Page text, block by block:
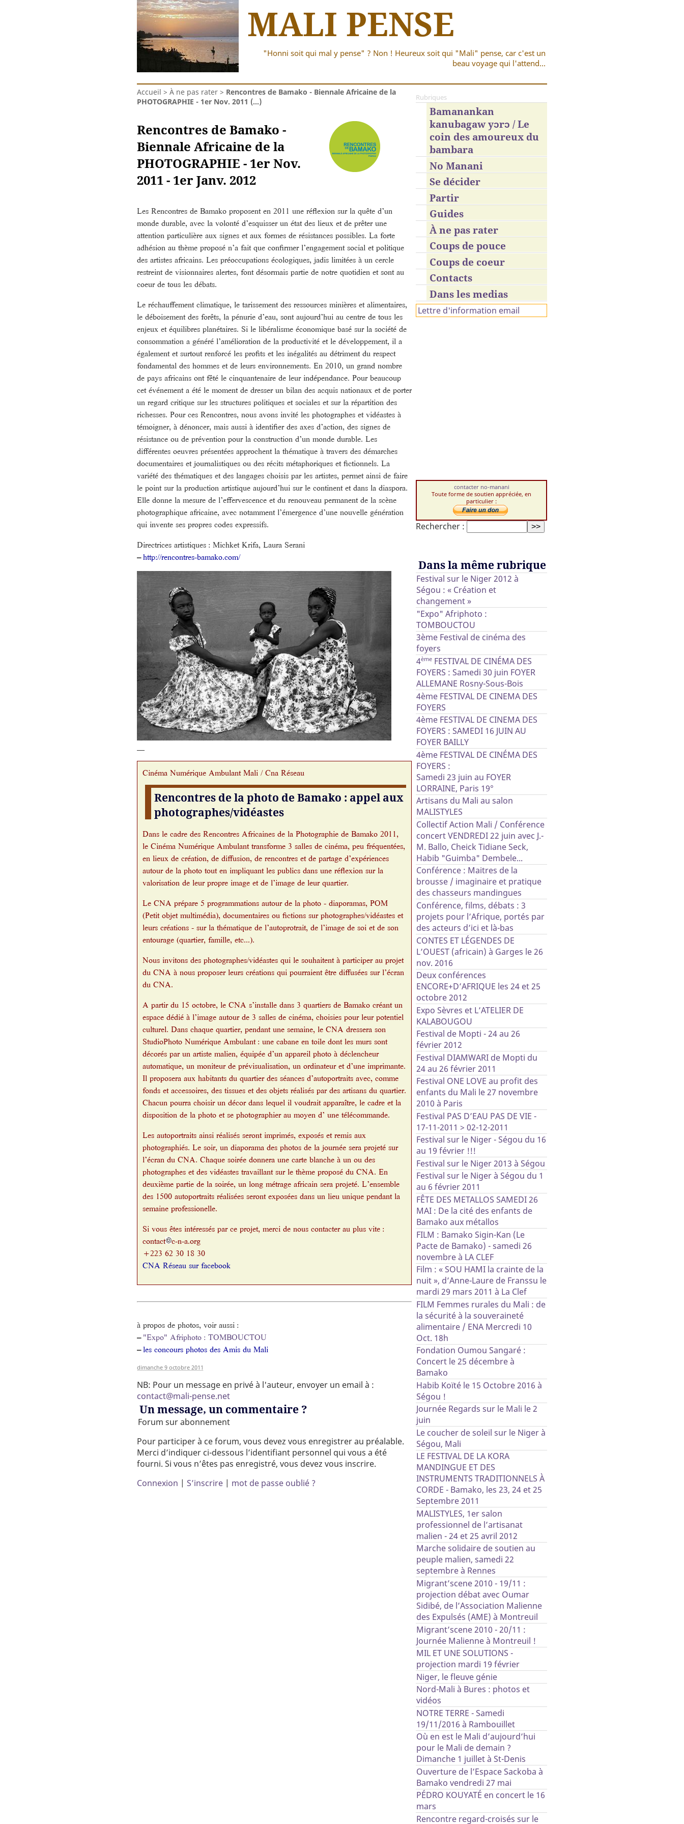
MALI PENSE
"Honni soit qui mal y pense" ? Non ! Heureux soit qui "Mali" pense, car c'est un
beau voyage qui l'attend...
Accueil > À ne pas rater> Rencontres de Bamako - Biennale Africaine de la
PHOTOGRAPHIE - 1er Nov. 2011 (…)
Rencontres de Bamako -
Biennale Africaine de la
PHOTOGRAPHIE - 1er Nov.
2011 - 1er Janv. 2012
Les Rencontres de Bamako proposent en 2011 une réflexion sur la quête d’un
monde durable, avec la volonté d’esquisser un état des lieux et de prêter une
attention particulière aux signes et aux formes de résistances possibles. La forte
adhésion au thème proposé n’a fait que confirmer l’engagement social et politique
des artistes africains. Les préoccupations écologiques, jadis limitées à un cercle
restreint de visionnaires alertes, font désormais partie de notre quotidien et sont au
coeur de tous les débats.
Le réchauffement climatique, le tarissement des ressources minières et alimentaires,
le déboisement des forêts, la pénurie d’eau, sont aujourd’hui au centre de tous les
enjeux et équilibres planétaires. Si le libéralisme économique basé sur la société de
consommation a généré l’amélioration de la productivité et le développement, il a
également et surtout renforcé les profits et les inégalités au détriment du respect
fondamental des hommes et de leurs environnements. En 2010, un grand nombre
de pays africains ont fêté le cinquantenaire de leur indépendance. Pour beaucoup
cet événement a été le moment de dresser un bilan des acquis nationaux et de porter
un regard critique sur les structures politiques et sociales et sur la répartition des
richesses. Pour ces Rencontres, nous avons invité les photographes et vidéastes à
témoigner, à dénoncer, mais aussi à identifier des axes d’action, des signes de
résistance ou de prévention pour la construction d’un monde durable. Les
différentes oeuvres présentées approchent la thématique à travers des démarches
documentaires et journalistiques ou des récits métaphoriques et fictionnels. La
variété des thématiques et des langages choisis par les artistes, permet ainsi de faire
le point sur la production artistique aujourd’hui sur le continent et dans la diaspora.
Elle donne la mesure de l’effervescence et du renouveau permanent de la scène
photographique africaine, avec notamment l’émergence d’une nouvelle génération
qui invente ses propres codes expressifs.
Directrices artistiques : Michket Krifa, Laura Serani
–http://rencontres-bamako.com/
Cinéma Numérique Ambulant Mali / Cna Réseau
Rencontres de la photo de Bamako : appel aux
photographes/vidéastes
Dans le cadre des Rencontres Africaines de la Photographie de Bamako 2011,
le Cinéma Numérique Ambulant transforme 3 salles de cinéma, peu fréquentées,
en lieux de création, de diffusion, de rencontres et de partage d’expériences
autour de la photo tout en impliquant les publics dans une réflexion sur la
valorisation de leur propre image et de l’image de leur quartier.
Le CNA prépare 5 programmations autour de la photo - diaporamas, POM
(Petit objet multimédia), documentaires ou fictions sur photographes/vidéastes et
leurs créations - sur la thématique de l’autoprotrait, de l’image de soi et de son
entourage (quartier, famille, etc...).
Nous invitons des photographes/vidéastes qui le souhaitent à participer au projet
du CNA à nous proposer leurs créations qui pourraient être diffusées sur l’écran
du CNA.
A partir du 15 octobre, le CNA s’installe dans 3 quartiers de Bamako créant un
espace dédié à l’image autour de 3 salles de cinéma, choisies pour leur potentiel
culturel. Dans chaque quartier, pendant une semaine, le CNA dressera son
StudioPhoto Numérique Ambulant : une cabane en toile dont les murs sont
décorés par un artiste malien, équipée d’un appareil photo à déclencheur
automatique, un moniteur de prévisualisation, un ordinateur et d’une imprimante.
Il proposera aux habitants du quartier des séances d’autoportraits avec, comme
fonds et accessoires, des tissues et des objets réalisés par des artisans du quartier.
Chacun pourra choisir un décor dans lequel il voudrait apparaître, le cadre et la
disposition de la photo et se photographier au moyen d’ une télécommande.
Les autoportraits ainsi réalisés seront imprimés, exposés et remis aux
photographiés. Le soir, un diaporama des photos de la journée sera projeté sur
l’écran du CNA. Chaque soirée donnera une carte blanche à un ou des
photographes et des vidéastes travaillant sur le thème proposé du CNA. En
deuxième partie de la soirée, un long métrage africain sera projeté. L’ensemble
des 1500 autoportraits réalisées seront exposées dans un lieu unique pendant la
semaine professionelle.
Si vous êtes intéressés par ce projet, merci de nous contacter au plus vite :
contact c-n-a.org
+223 62 30 18 30
CNA Réseau sur facebook
à propos de photos, voir aussi :
– "Expo" Afriphoto : TOMBOUCTOU
–les concours photos des Amis du Mali
dimanche 9 octobre 2011
NB: Pour un message en privé à l'auteur, envoyer un email à :
contact@mali-pense.net
Un message, un commentaire ?
Forum sur abonnement
Pour participer à ce forum, vous devez vous enregistrer au préalable.
Merci d’indiquer ci-dessous l’identifiant personnel qui vous a été
fourni. Si vous n’êtes pas enregistré, vous devez vous inscrire.
Connexion | S’inscrire| mot de passe oublié ?
Rubriques
Bamanankan
kanubagaw yɔrɔ / Le
coin des amoureux du
bambara
No Manani
Se décider
Partir
Guides
À ne pas rater
Coups de pouce
Coups de coeur
Contacts
Dans les medias
Lettre d'information email
contacter no-manani
Toute forme de soutien appréciée, en
particulier :
Rechercher :
Dans la même rubrique
Festival sur le Niger 2012 à
Ségou : « Création et
changement »
"Expo" Afriphoto :
TOMBOUCTOU
3ème Festival de cinéma des
foyers
4èmeFESTIVAL DE CINÉMA DES
FOYERS : Samedi 30 juin FOYER
ALLEMANE Rosny-Sous-Bois
4ème FESTIVAL DE CINEMA DES
FOYERS
4ème FESTIVAL DE CINEMA DES
FOYERS : SAMEDI 16 JUIN AU
FOYER BAILLY
4ème FESTIVAL DE CINÉMA DES
FOYERS :
Samedi 23 juin au FOYER
LORRAINE, Paris 19°
Artisans du Mali au salon
MALISTYLES
Collectif Action Mali / Conférence
concert VENDREDI 22 juin avec J.-
M. Ballo, Cheick Tidiane Seck,
Habib "Guimba" Dembele...
Conférence : Maitres de la
brousse / imaginaire et pratique
des chasseurs mandingues
Conférence, films, débats : 3
projets pour l’Afrique, portés par
des acteurs d’ici et là-bas
CONTES ET LÉGENDES DE
L’OUEST (africain) à Garges le 26
nov. 2016
Deux conférences
ENCORE+D’AFRIQUE les 24 et 25
octobre 2012
Expo Sèvres et L’ATELIER DE
KALABOUGOU
Festival de Mopti - 24 au 26
février 2012
Festival DIAMWARI de Mopti du
24 au 26 février 2011
Festival ONE LOVE au profit des
enfants du Mali le 27 novembre
2010 à Paris
Festival PAS D’EAU PAS DE VIE -
17-11-2011 > 02-12-2011
Festival sur le Niger - Ségou du 16
au 19 février !!!
Festival sur le Niger 2013 à Ségou
Festival sur le Niger à Ségou du 1
au 6 février 2011
FÊTE DES METALLOS SAMEDI 26
MAI : De la cité des enfants de
Bamako aux métallos
FILM : Bamako Sigin-Kan (Le
Pacte de Bamako) - samedi 26
novembre à LA CLEF
Film : « SOU HAMI la crainte de la
nuit », d’Anne-Laure de Franssu le
mardi 29 mars 2011 à La Clef
FILM Femmes rurales du Mali : de
la sécurité à la souveraineté
alimentaire / ENA Mercredi 10
Oct. 18h
Fondation Oumou Sangaré :
Concert le 25 décembre à
Bamako
Habib Koïté le 15 Octobre 2016 à
Ségou !
Journée Regards sur le Mali le 2
juin
Le coucher de soleil sur le Niger à
Ségou, Mali
LE FESTIVAL DE LA KORA
MANDINGUE ET DES
INSTRUMENTS TRADITIONNELS À
CORDE - Bamako, les 23, 24 et 25
Septembre 2011
MALISTYLES, 1er salon
professionnel de l’artisanat
malien - 24 et 25 avril 2012
Marche solidaire de soutien au
peuple malien, samedi 22
septembre à Rennes
Migrant’scene 2010 - 19/11 :
projection débat avec Oumar
Sidibé, de l’Association Malienne
des Expulsés (AME) à Montreuil
Migrant’scene 2010 - 20/11 :
Journée Malienne à Montreuil !
MIL ET UNE SOLUTIONS -
projection mardi 19 février
Niger, le fleuve génie
Nord-Mali à Bures : photos et
vidéos
NOTRE TERRE - Samedi
19/11/2016 à Rambouillet
Où en est le Mali d’aujourd’hui
pour le Mali de demain ?
Dimanche 1 juillet à St-Denis
Ouverture de l’Espace Sackoba à
Bamako vendredi 27 mai
PÉDRO KOUYATÉ en concert le 16
mars
Rencontre regard-croisés sur le